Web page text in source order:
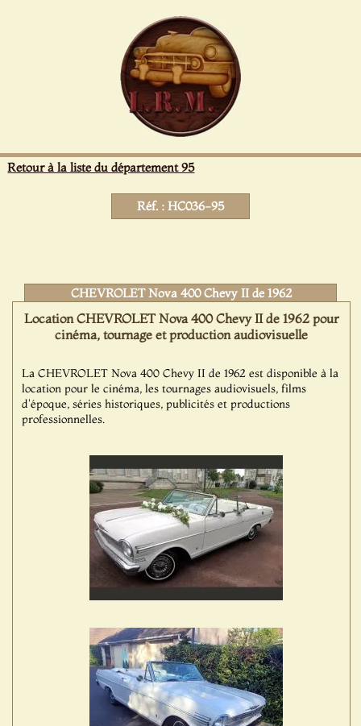
Retour à la liste du département 95
Réf. : HC036-95
CHEVROLET Nova 400 Chevy II de 1962
Location CHEVROLET Nova 400 Chevy II de 1962 pour
cinéma, tournage et production audiovisuelle
La CHEVROLET Nova 400 Chevy II de 1962 est disponible à la
location pour le cinéma, les tournages audiovisuels, films
d'époque, séries historiques, publicités et productions
professionnelles.